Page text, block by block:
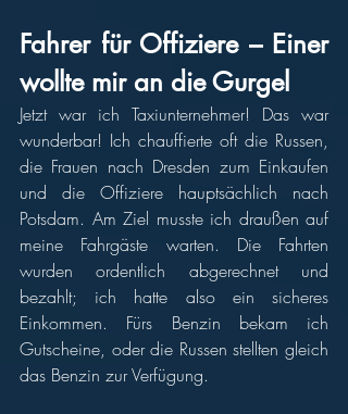
Fahrer für Offiziere – Einer
wollte mir an die Gurgel
Jetzt war ich Taxiunternehmer! Das war
wunderbar! Ich chauffierte oft die Russen,
die Frauen nach Dresden zum Einkaufen
und die Offiziere hauptsächlich nach
Potsdam. Am Ziel musste ich draußen auf
meine Fahrgäste warten. Die Fahrten
wurden ordentlich abgerechnet und
bezahlt; ich hatte also ein sicheres
Einkommen. Fürs Benzin bekam ich
Gutscheine, oder die Russen stellten gleich
das Benzin zur Verfügung.